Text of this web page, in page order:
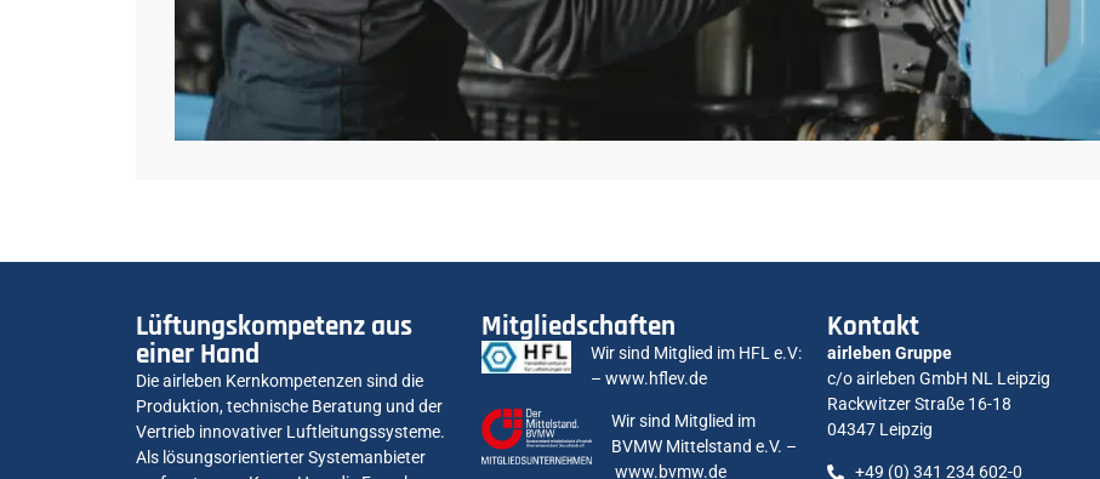
Lüftungskompetenz aus
einer Hand
Die airleben Kernkompetenzen sind die
Produktion, technische Beratung und der
Vertrieb innovativer Luftleitungssysteme.
Als lösungsorientierter Systemanbieter
Mitgliedschaften
Wir sind Mitglied im HFL e.V:
– www.hflev.de
Wir sind Mitglied im
BVMW Mittelstand e.V. –
www.bvmw.de
Kontakt
airleben Gruppe
c/o airleben GmbH NL Leipzig
Rackwitzer Straße 16-18
04347 Leipzig
+49 (0) 341 234 602-0